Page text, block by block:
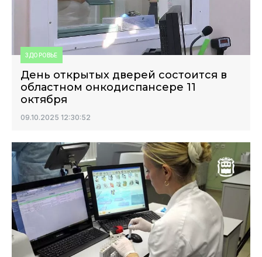
ЗДОРОВЬЕ
День открытых дверей состоится в
областном онкодиспансере 11
октября
09.10.2025 12:30:52